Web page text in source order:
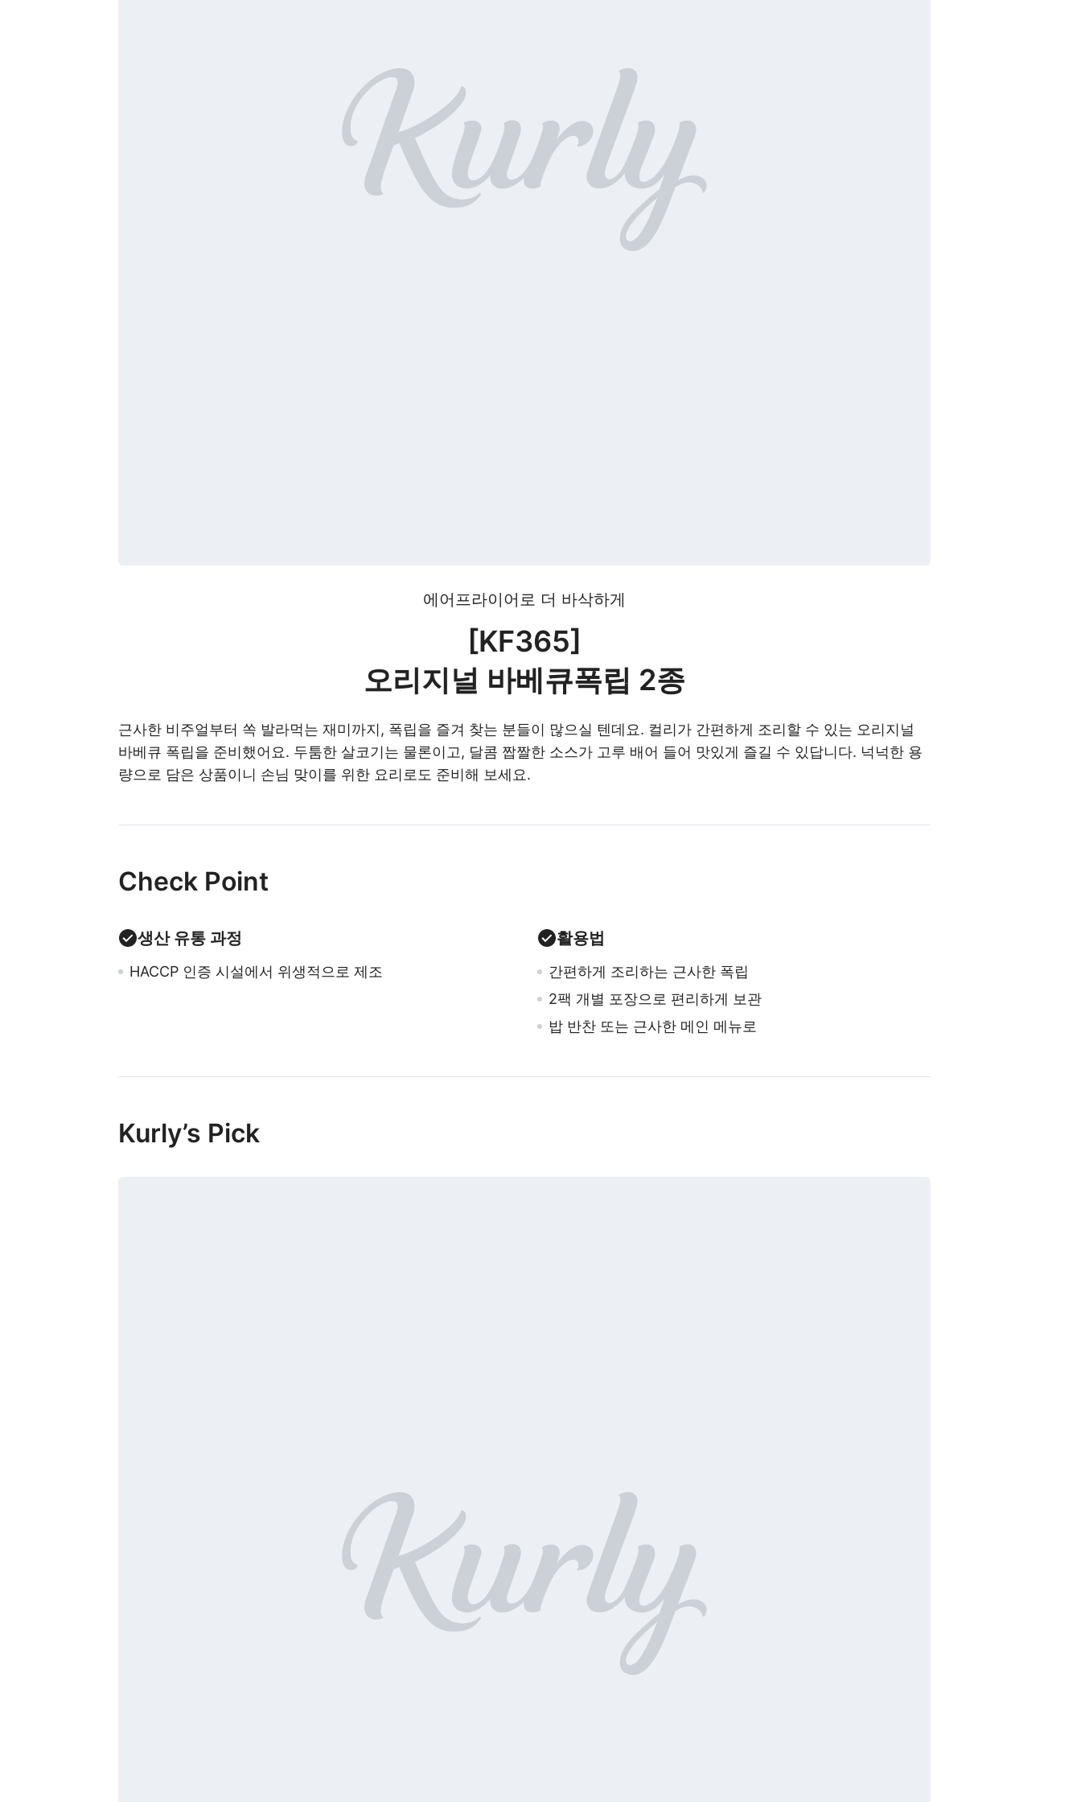
에어프라이어로 더 바삭하게
[KF365]
오리지널 바베큐폭립 2종
근사한 비주얼부터 쏙 발라먹는 재미까지, 폭립을 즐겨 찾는 분들이 많으실 텐데요. 컬리가 간편하게 조리할 수 있는 오리지널
바베큐 폭립을 준비했어요. 두툼한 살코기는 물론이고, 달콤 짭짤한 소스가 고루 배어 들어 맛있게 즐길 수 있답니다. 넉넉한 용
량으로 담은 상품이니 손님 맞이를 위한 요리로도 준비해 보세요.
Check Point
생산 유통 과정
HACCP 인증 시설에서 위생적으로 제조
활용법
간편하게 조리하는 근사한 폭립
2팩 개별 포장으로 편리하게 보관
밥 반찬 또는 근사한 메인 메뉴로
Kurly’s Pick